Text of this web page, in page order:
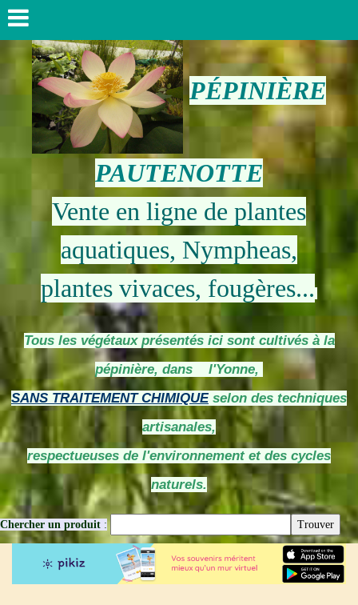
PÉPINIÈRE
PAUTENOTTE
Vente en ligne de plantes
aquatiques, Nympheas,
plantes vivaces, fougères...
Tous les végétaux présentés ici sont cultivés à la
pépinière, dans l'Yonne,
SANS TRAITEMENT CHIMIQUE selon des techniques
artisanales,
respectueuses de l'environnement et des cycles
naturels.
Chercher un produit :